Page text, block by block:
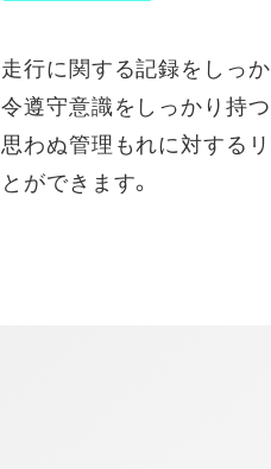
走行に関する記録をしっ
令遵守意識をしっかり持
思わぬ管理もれに対する
とができます。